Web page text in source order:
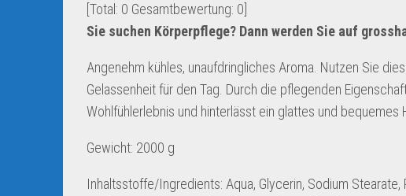
[Total: 0 Gesamtbewertung: 0
Sie suchen Körperpflege? Dann werden Sie auf
Angenehm kühles, unaufdringliches Aroma. Nutzen Sie
Gelassenheit für den Tag. Durch die pflegenden
Wohlfühlerlebnis und hinterlässt ein glattes und bequemes
Gewicht: 2000 g
Inhaltsstoffe/Ingredients: Aqua, Glycerin, Sodium